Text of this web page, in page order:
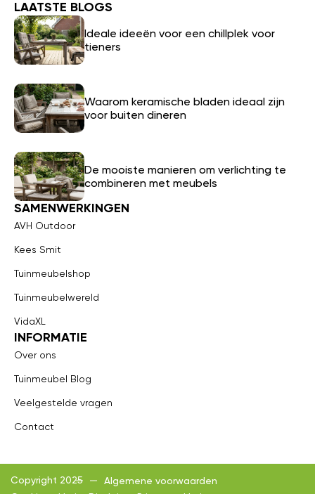
LAATSTE BLOGS
Ideale ideeën voor een chillplek voor
tieners
Waarom keramische bladen ideaal zijn
voor buiten dineren
De mooiste manieren om verlichting te
combineren met meubels
SAMENWERKINGEN
AVH Outdoor
Kees Smit
Tuinmeubelshop
Tuinmeubelwereld
VidaXL
INFORMATIE
Over ons
Tuinmeubel Blog
Veelgestelde vragen
Contact
Copyright 2025
Algemene voorwaarden